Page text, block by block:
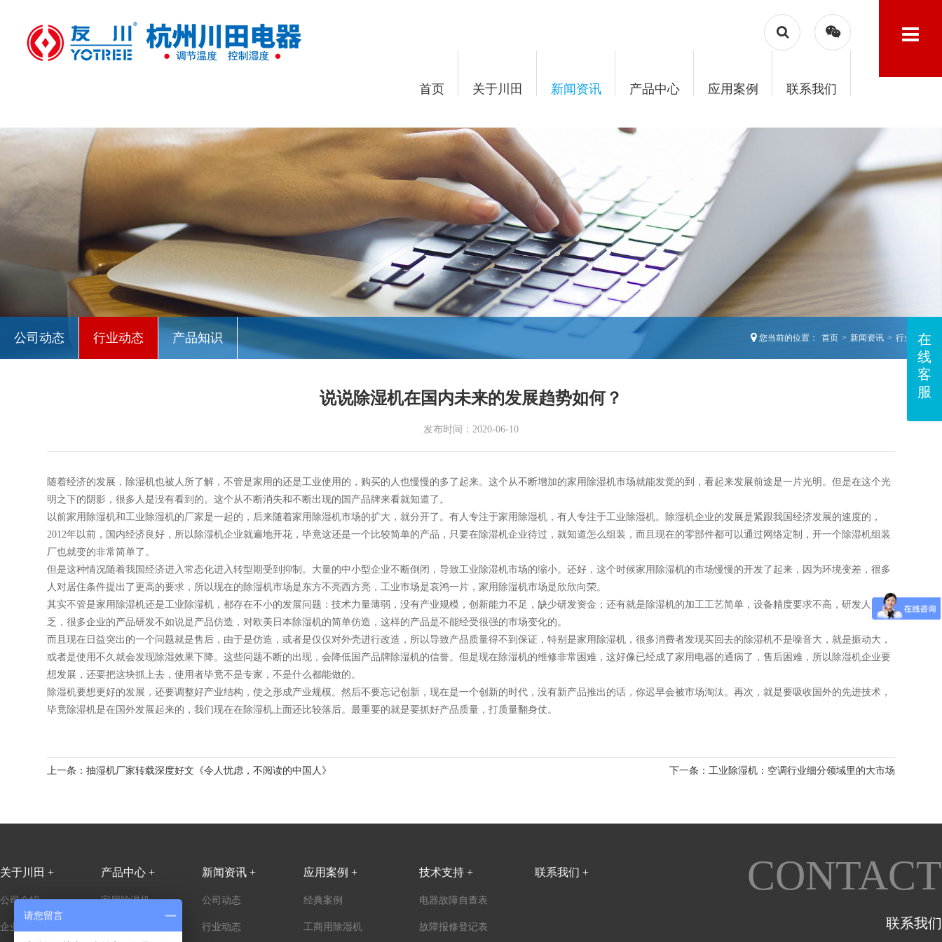
首页 关于川田 新闻资讯 产品中心 应用案例 联系我们
公司动态 行业动态 产品知识 您当前的位置： 首页 > 新闻资讯 > 行业动态
说说除湿机在国内未来的发展趋势如何？
发布时间：2020-06-10
随着经济的发展，除湿机也被人所了解，不管是家用的还是工业使用的，购买的人也慢慢的多了起来。这个从不断增加的家用除湿机市场就能发觉的到，看起来发展前途是一片光明。但是在这个光
明之下的阴影，很多人是没有看到的。这个从不断消失和不断出现的国产品牌来看就知道了。
以前家用除湿机和工业除湿机的厂家是一起的，后来随着家用除湿机市场的扩大，就分开了。有人专注于家用除湿机，有人专注于工业除湿机。除湿机企业的发展是紧跟我国经济发展的速度的，
2012年以前，国内经济良好，所以除湿机企业就遍地开花，毕竟这还是一个比较简单的产品，只要在除湿机企业待过，就知道怎么组装，而且现在的零部件都可以通过网络定制，开一个除湿机组装
厂也就变的非常简单了。
但是这种情况随着我国经济进入常态化进入转型期受到抑制。大量的中小型企业不断倒闭，导致工业除湿机市场的缩小。还好，这个时候家用除湿机的市场慢慢的开发了起来，因为环境变差，很多
人对居住条件提出了更高的要求，所以现在的除湿机市场是东方不亮西方亮，工业市场是哀鸿一片，家用除湿机市场是欣欣向荣。
其实不管是家用除湿机还是工业除湿机，都存在不小的发展问题：技术力量薄弱，没有产业规模，创新能力不足，缺少研发资金；还有就是除湿机的加工工艺简单，设备精度要求不高，研发人员匮
乏，很多企业的产品研发不如说是产品仿造，对欧美日本除湿机的简单仿造，这样的产品是不能经受很强的市场变化的。
而且现在日益突出的一个问题就是售后，由于是仿造，或者是仅仅对外壳进行改造，所以导致产品质量得不到保证，特别是家用除湿机，很多消费者发现买回去的除湿机不是噪音大，就是振动大，
或者是使用不久就会发现除湿效果下降。这些问题不断的出现，会降低国产品牌除湿机的信誉。但是现在除湿机的维修非常困难，这好像已经成了家用电器的通病了，售后困难，所以除湿机企业要
想发展，还要把这块抓上去，使用者毕竟不是专家，不是什么都能做的。
除湿机要想更好的发展，还要调整好产业结构，使之形成产业规模。然后不要忘记创新，现在是一个创新的时代，没有新产品推出的话，你迟早会被市场淘汰。再次，就是要吸收国外的先进技术，
毕竟除湿机是在国外发展起来的，我们现在在除湿机上面还比较落后。最重要的就是要抓好产品质量，打质量翻身仗。
上一条：抽湿机厂家转载深度好文《令人忧虑，不阅读的中国人》 下一条： 工业除湿机：空调行业细分领域里的大市场
关于川田 +
公司介绍
企业历程
产品中心 +
家用除湿机
新闻资讯 +
公司动态
行业动态
应用案例 +
经典案例
工商用除湿机
技术支持 +
电器故障自查表
故障报修登记表
联系我们 + CONTACT
联系我们
在
线
客
服
请您留言